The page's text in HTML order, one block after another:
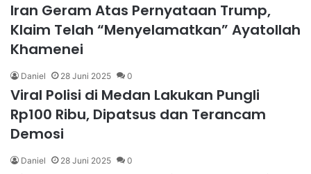
Iran Geram Atas Pernyataan Trump,
Klaim Telah “Menyelamatkan” Ayatollah
Khamenei
Daniel 28 Juni 2025 0
Viral Polisi di Medan Lakukan Pungli
Rp100 Ribu, Dipatsus dan Terancam
Demosi
Daniel 28 Juni 2025 0